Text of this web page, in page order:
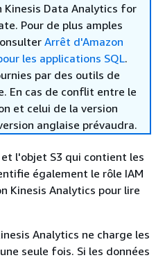
Kinesis Data Analytics for
Pour de plus amples
Arrêt d'Amazon
les applications SQL.
par des outils de
En cas de conflit entre le
et celui de la version
anglaise prévaudra.
l'objet S3 qui contient les
également le rôle IAM
Kinesis Analytics pour lire
Analytics ne charge les
seule fois. Si les données